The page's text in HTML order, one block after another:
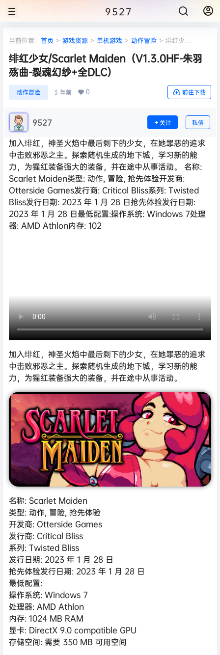
9527
当前位置： 首页 > 游戏资源 > 单机游戏 > 动作冒险 > 绯红少
绯红少女/Scarlet Maiden（V1.3.0HF-朱羽
殇曲-裂魂幻纱+全DLC）
动作冒险 3 年前 0 前往下载
9527 关注 私信
加入绯红，神圣火焰中最后剩下的少女，在她罪恶的追求
中击败邪恶之主。探索随机生成的地下城，学习新的能
力，为猩红装备强大的装备，并在途中从事活动。 名称:
Scarlet Maiden类型: 动作, 冒险, 抢先体验开发商:
Otterside Games发行商: Critical Bliss系列: Twisted
Bliss发行日期: 2023 年 1 月 28 日抢先体验发行日期:
2023 年 1 月 28 日最低配置:操作系统: Windows 7处理
器: AMD Athlon内存: 102
加入绯红，神圣火焰中最后剩下的少女，在她罪恶的追求
中击败邪恶之主。探索随机生成的地下城，学习新的能
力，为猩红装备强大的装备，并在途中从事活动。
名称: Scarlet Maiden
类型: 动作, 冒险, 抢先体验
开发商: Otterside Games
发行商: Critical Bliss
系列: Twisted Bliss
发行日期: 2023 年 1 月 28 日
抢先体验发行日期: 2023 年 1 月 28 日
最低配置:
操作系统: Windows 7
处理器: AMD Athlon
内存: 1024 MB RAM
显卡: DirectX 9.0 compatible GPU
存储空间: 需要 350 MB 可用空间